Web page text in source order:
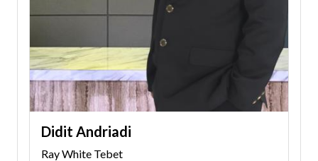
Didit Andriadi
Ray White Tebet